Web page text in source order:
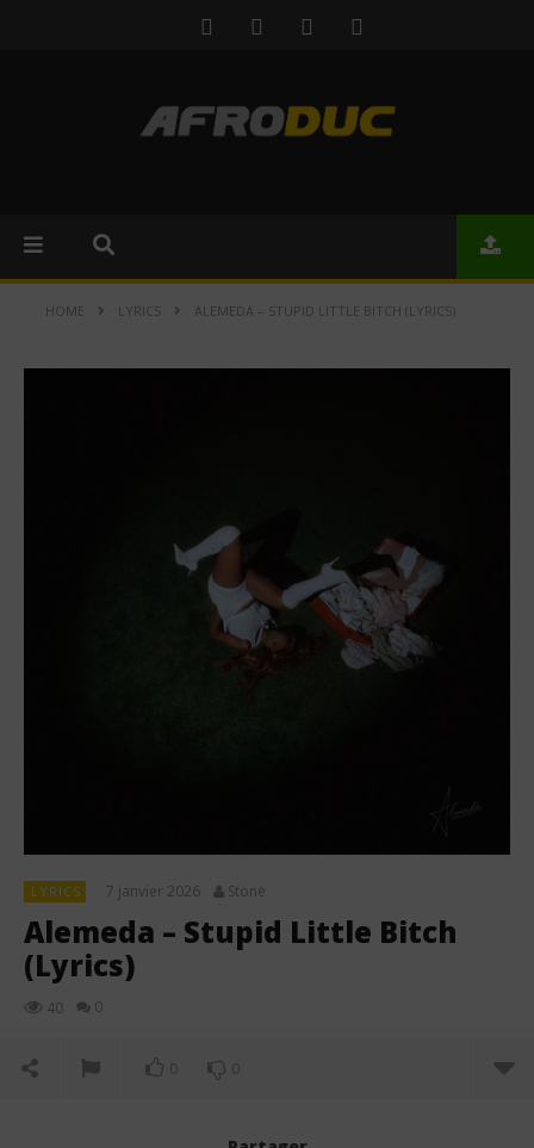
HOME LYRICS ALEMEDA – STUPID LITTLE BITCH (LYRICS)
LYRICS 7 janvier 2026 Stone
Alemeda – Stupid Little Bitch
(Lyrics)
40 0
0 0